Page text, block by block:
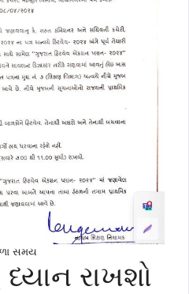
સમય
રાખશો